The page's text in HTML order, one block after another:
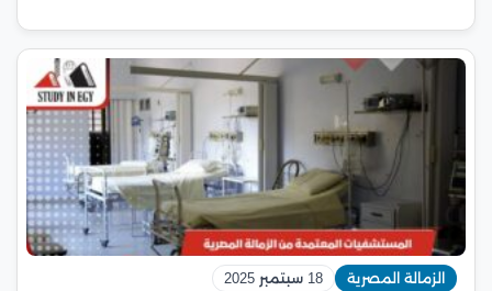
الزمالة المصرية 18 سبتمبر 2025